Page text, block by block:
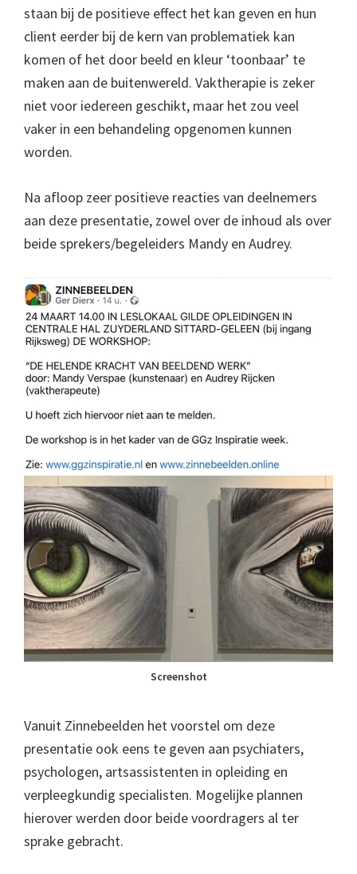
staan bij de positieve effect het kan geven en hun
client eerder bij de kern van problematiek kan
komen of het door beeld en kleur ‘toonbaar’ te
maken aan de buitenwereld. Vaktherapie is zeker
niet voor iedereen geschikt, maar het zou veel
vaker in een behandeling opgenomen kunnen
worden.
Na afloop zeer positieve reacties van deelnemers
aan deze presentatie, zowel over de inhoud als over
beide sprekers/begeleiders Mandy en Audrey.
Screenshot
Vanuit Zinnebeelden het voorstel om deze
presentatie ook eens te geven aan psychiaters,
psychologen, artsassistenten in opleiding en
verpleegkundig specialisten. Mogelijke plannen
hierover werden door beide voordragers al ter
sprake gebracht.